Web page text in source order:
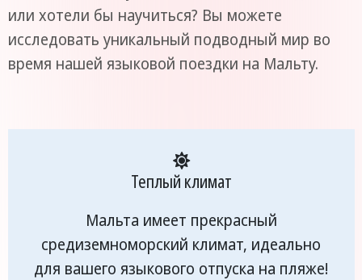
или хотели бы научиться? Вы можете
исследовать уникальный подводный мир во
время нашей языковой поездки на Мальту.
Теплый климат
Мальта имеет прекрасный
средиземноморский климат, идеально
для вашего языкового отпуска на пляже!